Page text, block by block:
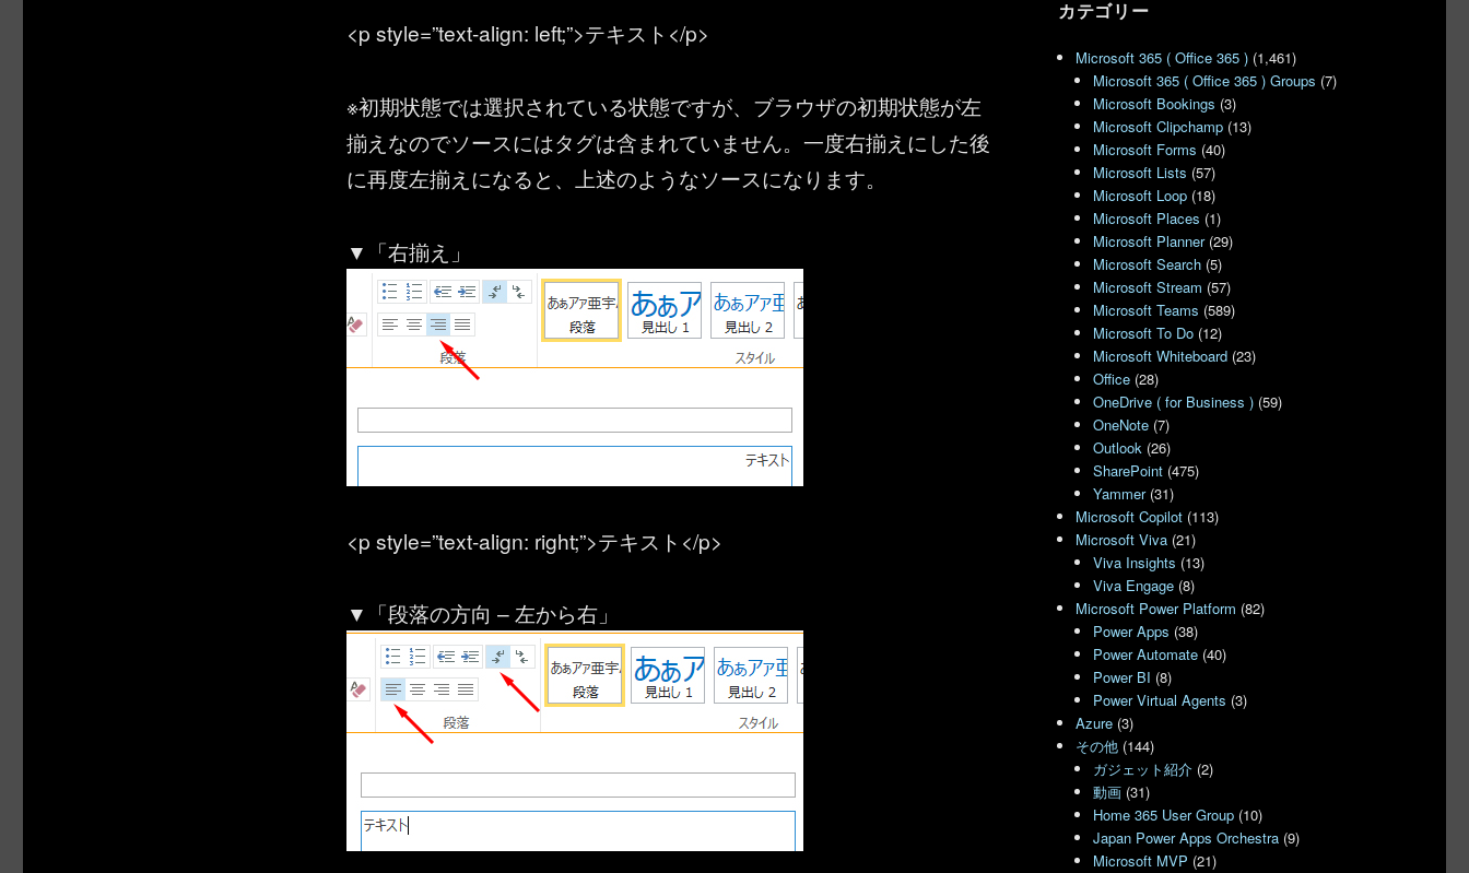
<p style=”text-align: left;”>テキスト</p>
※初期状態では選択されている状態ですが、ブラウザの初期状態が左
揃えなのでソースにはタグは含まれていません。一度右揃えにした後
に再度左揃えになると、上述のようなソースになります。
▼「右揃え」
<p style=”text-align: right;”>テキスト</p>
▼「段落の方向 – 左から右」
カテゴリー
Microsoft 365 ( Office 365 ) (1,461)
Microsoft 365 ( Office 365 ) Groups (7)
Microsoft Bookings (3)
Microsoft Clipchamp (13)
Microsoft Forms (40)
Microsoft Lists (57)
Microsoft Loop (18)
Microsoft Places (1)
Microsoft Planner(29)
Microsoft Search (5)
Microsoft Stream (57)
Microsoft Teams (589)
Microsoft To Do (12)
Microsoft Whiteboard (23)
Office (28)
OneDrive ( for Business ) (59)
OneNote (7)
Outlook (26)
SharePoint (475)
Yammer(31)
Microsoft Copilot (113)
Microsoft Viva (21)
Viva Insights (13)
Viva Engage (8)
Microsoft Power Platform (82)
Power Apps (38)
Power Automate (40)
Power BI (8)
Power Virtual Agents (3)
Azure (3)
その他 (144)
ガジェット紹介 (2)
動画 (31)
Home 365 User Group (10)
Japan Power Apps Orchestra (9)
Microsoft MVP (21)